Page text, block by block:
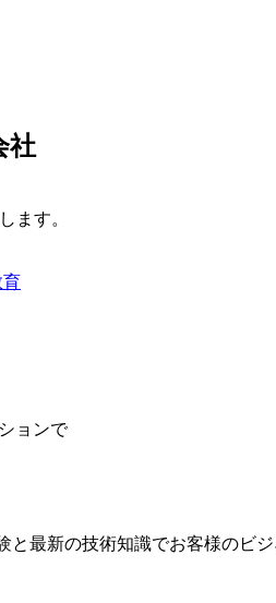
社
ます。
ョンで
最新の技術知識でお客様のビジ